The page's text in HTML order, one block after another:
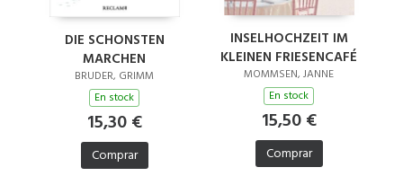
DIE SCHONSTEN
MARCHEN
BRUDER, GRIMM
En stock
15,30 €
Comprar
INSELHOCHZEIT IM
KLEINEN FRIESENCAFÉ
MOMMSEN, JANNE
En stock
15,50 €
Comprar